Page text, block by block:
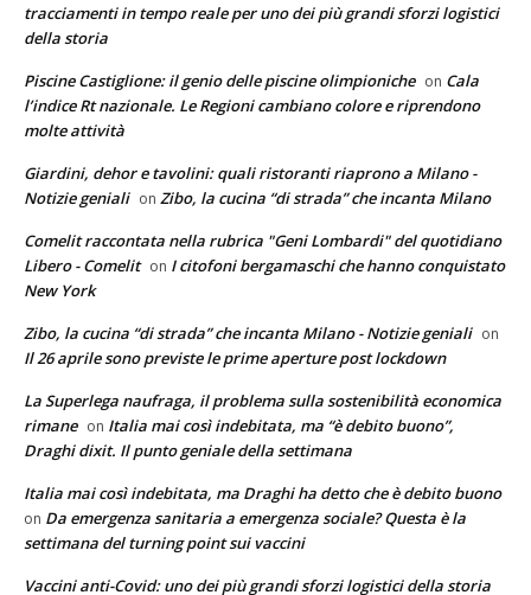
tracciamenti in tempo reale per uno dei più grandi sforzi logistici
della storia
Piscine Castiglione: il genio delle piscine olimpioniche on Cala
l’indice Rt nazionale. Le Regioni cambiano colore e riprendono
molte attività
Giardini, dehor e tavolini: quali ristoranti riaprono a Milano -
Notizie geniali on Zibo, la cucina “di strada” che incanta Milano
Comelit raccontata nella rubrica "Geni Lombardi" del quotidiano
Libero - Comelit on I citofoni bergamaschi che hanno conquistato
New York
Zibo, la cucina “di strada” che incanta Milano - Notizie geniali on
Il 26 aprile sono previste le prime aperture post lockdown
La Superlega naufraga, il problema sulla sostenibilità economica
rimane on Italia mai così indebitata, ma “è debito buono”,
Draghi dixit. Il punto geniale della settimana
Italia mai così indebitata, ma Draghi ha detto che è debito buono
on Da emergenza sanitaria a emergenza sociale? Questa è la
settimana del turning point sui vaccini
Vaccini anti-Covid: uno dei più grandi sforzi logistici della storia